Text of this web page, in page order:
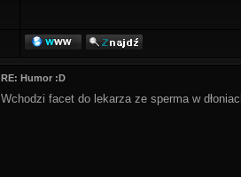
RE: Humor :D
Wchodzi facet do lekarza ze sperma w